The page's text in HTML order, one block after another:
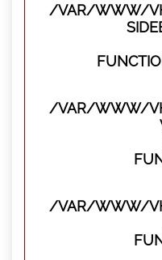
/VAR/WWW/
/VAR/WWW/
/VAR/WWW/